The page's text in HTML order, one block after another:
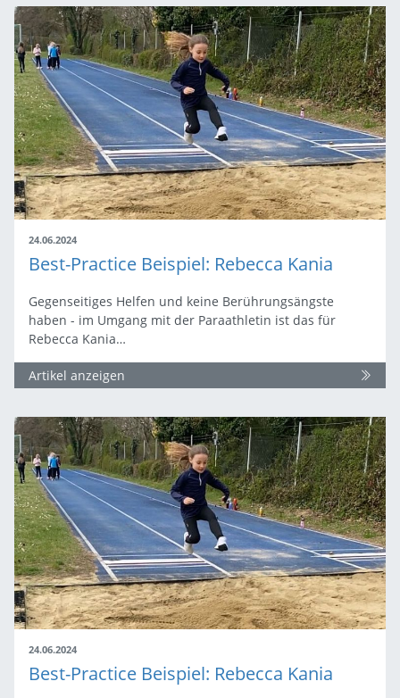
24.06.2024
Best-Practice Beispiel: Rebecca Kania
Gegenseitiges Helfen und keine Berührungsängste
haben - im Umgang mit der Paraathletin ist das für
Rebecca Kania…
Artikel anzeigen
24.06.2024
Best-Practice Beispiel: Rebecca Kania